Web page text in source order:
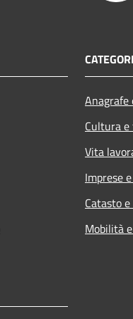
Cultura
Vita
Imprese
Catasto
Mobilità